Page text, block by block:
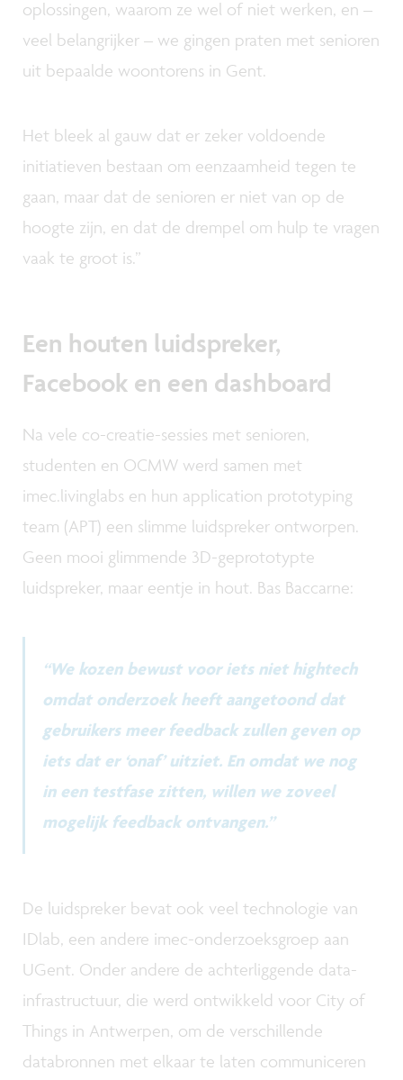
oplossingen, waarom ze wel of niet werken, en –
veel belangrijker – we gingen praten met senioren
uit bepaalde woontorens in Gent.
Het bleek al gauw dat er zeker voldoende
initiatieven bestaan om eenzaamheid tegen te
gaan, maar dat de senioren er niet van op de
hoogte zijn, en dat de drempel om hulp te vragen
vaak te groot is.”
Een houten luidspreker,
Facebook en een dashboard
Na vele co-creatie-sessies met senioren,
studenten en OCMW werd samen met
imec.livinglabs en hun application prototyping
team (APT) een slimme luidspreker ontworpen.
Geen mooi glimmende 3D-geprototypte
luidspreker, maar eentje in hout. Bas Baccarne:
“We kozen bewust voor iets niet hightech
omdat onderzoek heeft aangetoond dat
gebruikers meer feedback zullen geven op
iets dat er ‘onaf’ uitziet. En omdat we nog
in een testfase zitten, willen we zoveel
mogelijk feedback ontvangen.”
De luidspreker bevat ook veel technologie van
IDlab, een andere imec-onderzoeksgroep aan
UGent. Onder andere de achterliggende data-
infrastructuur, die werd ontwikkeld voor City of
Things in Antwerpen, om de verschillende
databronnen met elkaar te laten communiceren